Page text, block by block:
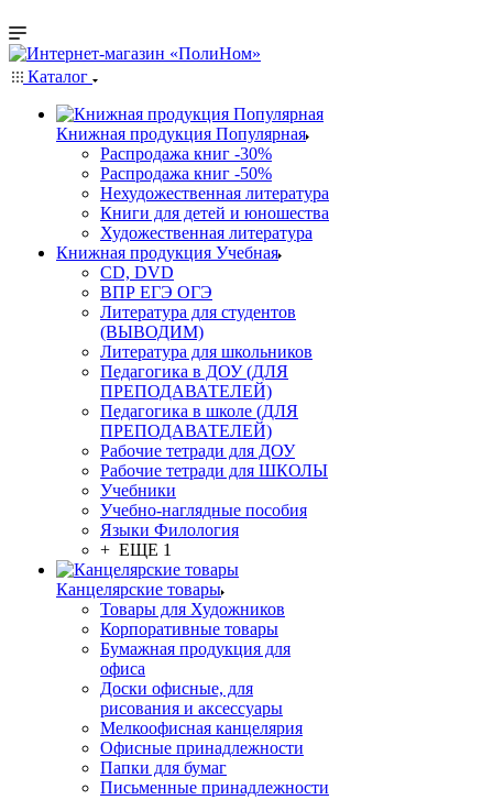
Каталог
Книжная продукция Популярная
Распродажа книг -30%
Распродажа книг -50%
Нехудожественная литература
Книги для детей и юношества
Художественная литература
Книжная продукция Учебная
CD, DVD
ВПР ЕГЭ ОГЭ
Литература для студентов
(ВЫВОДИМ)
Литература для школьников
Педагогика в ДОУ (ДЛЯ
ПРЕПОДАВАТЕЛЕЙ)
Педагогика в школе (ДЛЯ
ПРЕПОДАВАТЕЛЕЙ)
Рабочие тетради для ДОУ
Рабочие тетради для ШКОЛЫ
Учебники
Учебно-наглядные пособия
Языки Филология
+ ЕЩЕ 1
Канцелярские товары
Товары для Художников
Корпоративные товары
Бумажная продукция для
офиса
Доски офисные, для
рисования и аксессуары
Мелкоофисная канцелярия
Офисные принадлежности
Папки для бумаг
Письменные принадлежности